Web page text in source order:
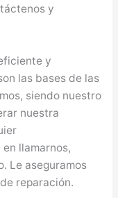
y
y
las bases de las
siendo nuestro
nuestra
llamarnos,
Le aseguramos
reparación.